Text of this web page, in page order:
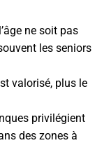
ne soit pas
les seniors
valorisé, plus le
privilégient
des zones à